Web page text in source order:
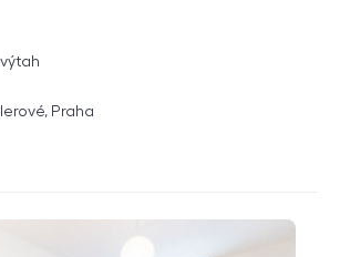
výtah
Praha